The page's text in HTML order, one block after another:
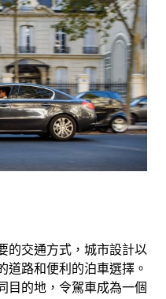
的交通方式，城市設計以
道路和便利的泊車選擇。
目的地，令駕車成為一個